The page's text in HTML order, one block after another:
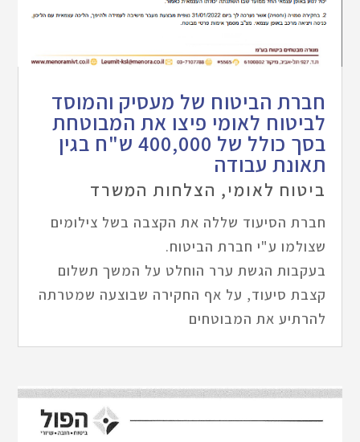
חברת הביטוח של מעסיק והמוסד
לביטוח לאומי פיצו את המבוטחת
בסך כולל של 400,000 ש"ח בגין
תאונת עבודה
ביטוח לאומי, הצלחות המשרד
חברת הסיעוד שללה את הקצבה בשל צילומים
שצולמו ע"י חברת הביטוח.
בעקבות הגשת ערר הוחלט על המשך תשלום
קצבת סיעוד, על אף החקירה שבוצעה שמטרתה
להרתיע את המבוטחים